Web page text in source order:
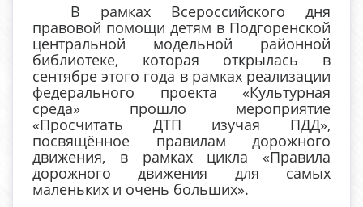
В рамках Всероссийского дня
правовой помощи детям в Подгоренской
центральной модельной районной
библиотеке, которая открылась в
сентябре этого года в рамках реализации
федерального проекта «Культурная
среда» прошло мероприятие
«Просчитать ДТП изучая ПДД»,
посвящённое правилам дорожного
движения, в рамках цикла «Правила
дорожного движения для самых
маленьких и очень больших».